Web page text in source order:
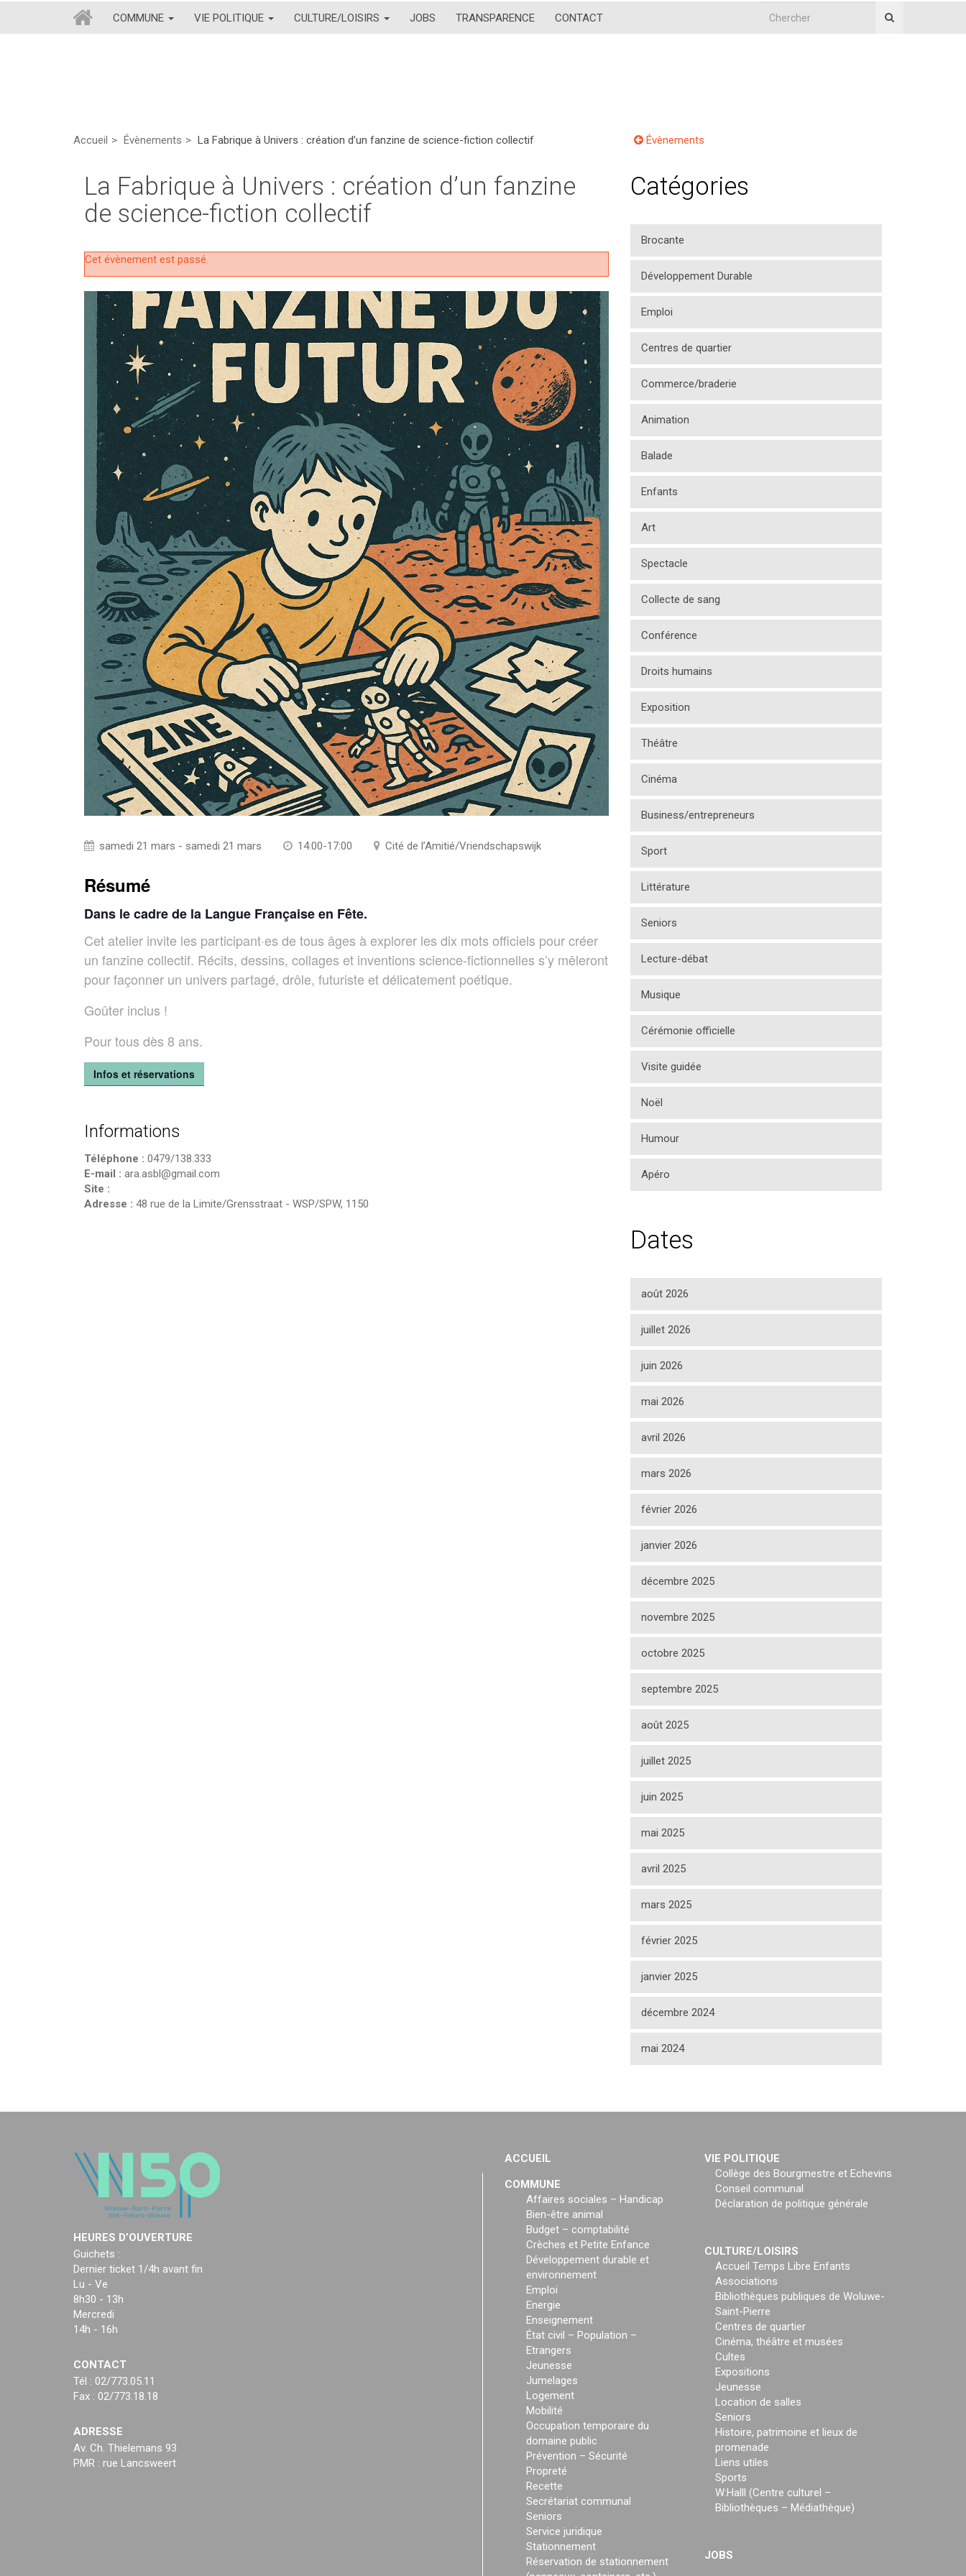
COMMUNE VIE POLITIQUE CULTURE/LOISIRS JOBS TRANSPARENCE CONTACT
Accueil Évènements La Fabrique à Univers : création d’un fanzine de science-fiction collectif Évènements
La Fabrique à Univers : création d’un fanzine
de science-fiction collectif
Cet évènement est passé.
samedi 21 mars - samedi 21 mars 14:00-17:00 Cité de l’Amitié/Vriendschapswijk
Résumé
Dans le cadre de la Langue Française en Fête.
Cet atelier invite les participant·es de tous âges à explorer les dix mots officiels pour créer
un fanzine collectif. Récits, dessins, collages et inventions science-fictionnelles s’y mêleront
pour façonner un univers partagé, drôle, futuriste et délicatement poétique.
Goûter inclus !
Pour tous dès 8 ans.
Infos et réservations
Informations
Téléphone : 0479/138.333
E-mail : ara.asbl@gmail.com
Site :
Adresse : 48 rue de la Limite/Grensstraat - WSP/SPW, 1150
Catégories
Brocante
Développement Durable
Emploi
Centres de quartier
Commerce/braderie
Animation
Balade
Enfants
Art
Spectacle
Collecte de sang
Conférence
Droits humains
Exposition
Théâtre
Cinéma
Business/entrepreneurs
Sport
Littérature
Seniors
Lecture-débat
Musique
Cérémonie officielle
Visite guidée
Noël
Humour
Apéro
Dates
août 2026
juillet 2026
juin 2026
mai 2026
avril 2026
mars 2026
février 2026
janvier 2026
décembre 2025
novembre 2025
octobre 2025
septembre 2025
août 2025
juillet 2025
juin 2025
mai 2025
avril 2025
mars 2025
février 2025
janvier 2025
décembre 2024
mai 2024
HEURES D’OUVERTURE
Guichets :
Dernier ticket 1/4h avant fin
Lu - Ve
8h30 - 13h
Mercredi
14h - 16h
CONTACT
Tél : 02/773.05.11
Fax : 02/773.18.18
ADRESSE
Av. Ch. Thielemans 93
PMR : rue Lancsweert
ACCUEIL
COMMUNE
Affaires sociales – Handicap
Bien-être animal
Budget – comptabilité
Crèches et Petite Enfance
Développement durable et
environnement
Emploi
Energie
Enseignement
État civil – Population –
Etrangers
Jeunesse
Jumelages
Logement
Mobilité
Occupation temporaire du
domaine public
Prévention – Sécurité
Propreté
Recette
Secrétariat communal
Seniors
Service juridique
Stationnement
Réservation de stationnement
VIE POLITIQUE
Collège des Bourgmestre et Echevins
Conseil communal
Déclaration de politique générale
CULTURE/LOISIRS
Accueil Temps Libre Enfants
Associations
Bibliothèques publiques de Woluwe-
Saint-Pierre
Centres de quartier
Cinéma, théâtre et musées
Cultes
Expositions
Jeunesse
Location de salles
Seniors
Histoire, patrimoine et lieux de
promenade
Liens utiles
Sports
W:Halll (Centre culturel –
Bibliothèques – Médiathèque)
JOBS